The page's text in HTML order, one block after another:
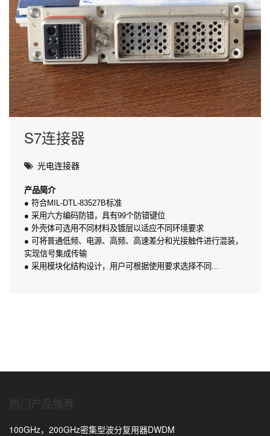
S7连接器
光电连接器
产品简介
● 符合MIL-DTL-83527B标准
● 采用六方编码防错，具有99个防错键位
● 外壳体可选用不同材料及镀层以适应不同环境要求
● 可将普通低频、电源、高频、高速差分和光接触件进行混装，
实现信号集成传输
● 采用模块化结构设计，用户可根据使用要求选择不同...
100GHz，200GHz密集型波分复用器DWDM